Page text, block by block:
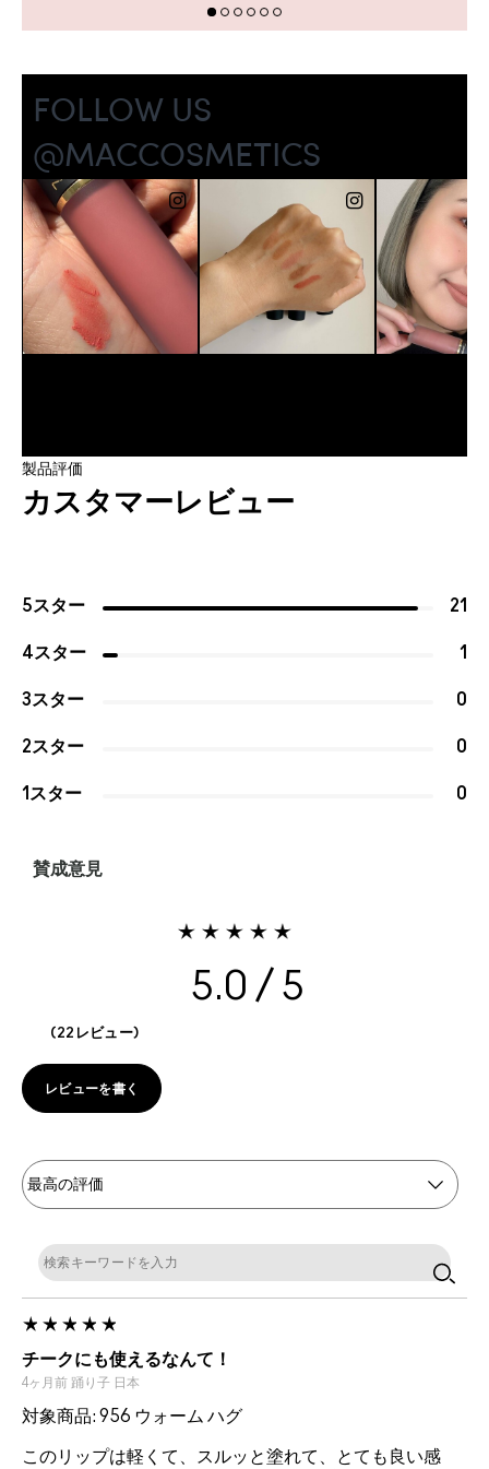
製品評価
カスタマーレビュー
5スター 21
4スター 1
3スター 0
2スター 0
1スター 0
賛成意見
5.0
22レビュー
レビューを書く
チークにも使えるなんて！
4ヶ月前 踊り子 日本
対象商品: 956 ウォーム ハグ
このリップは軽くて、スルッと塗れて、とても良い感